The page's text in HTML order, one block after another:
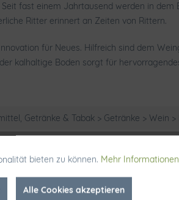
fast einem Jahrtausend werden in dem
Ritter erinnert an Zeiten von Rittern.
für Neues. Hilfreich sind dem
kalhaltige Boden sorgt für
Getränke & Tabak > Getränke > Wein >
22 50024 Mercatale Val di Pesa
Aktiv
Inaktiv
bieten zu können. Mehr Informationen
Alle Cookies akzeptieren